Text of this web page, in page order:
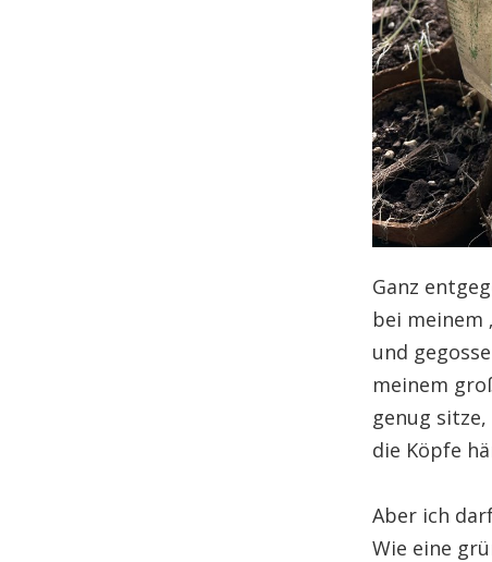
Ganz
bei meinem
und
meinem
genug
die Köpfe
Aber ich
Wie eine